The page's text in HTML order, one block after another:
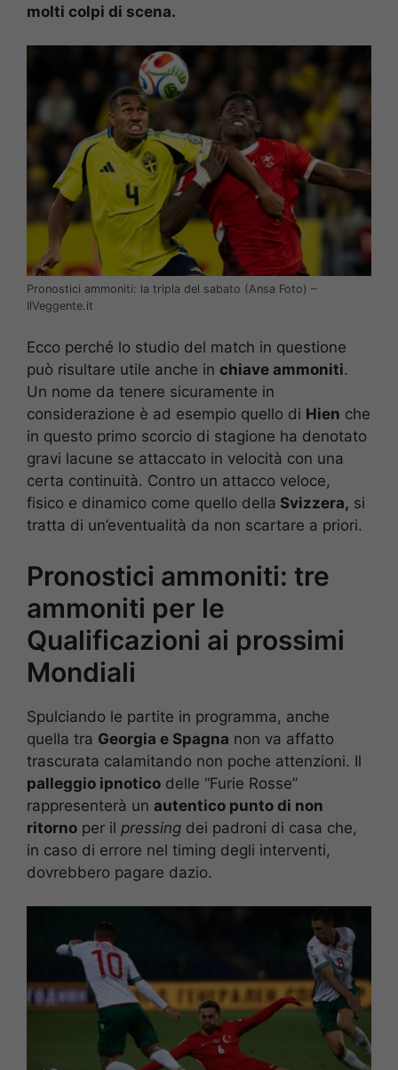
molti colpi di scena.
Pronostici ammoniti: la tripla del sabato (Ansa Foto) –
IlVeggente.it
Ecco perché lo studio del match in questione
può risultare utile anche in chiave ammoniti.
Un nome da tenere sicuramente in
considerazione è ad esempio quello di Hien che
in questo primo scorcio di stagione ha denotato
gravi lacune se attaccato in velocità con una
certa continuità. Contro un attacco veloce,
fisico e dinamico come quello della Svizzera, si
tratta di un’eventualità da non scartare a priori.
Pronostici ammoniti: tre
ammoniti per le
Qualificazioni ai prossimi
Mondiali
Spulciando le partite in programma, anche
quella tra Georgia e Spagna non va affatto
trascurata calamitando non poche attenzioni. Il
palleggio ipnotico delle “Furie Rosse”
rappresenterà un autentico punto di non
ritorno per il pressing dei padroni di casa che,
in caso di errore nel timing degli interventi,
dovrebbero pagare dazio.